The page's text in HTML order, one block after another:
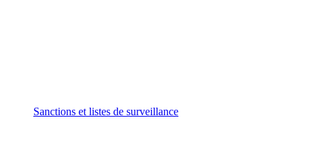
Sanctions et listes de surveillance